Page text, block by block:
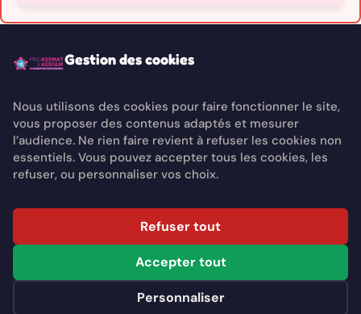
Gestion des cookies
Nous utilisons des cookies pour faire fonctionner le site,
vous proposer des contenus adaptés et mesurer
l’audience. Ne rien faire revient à refuser les cookies non
essentiels. Vous pouvez accepter tous les cookies, les
refuser, ou personnaliser vos choix.
Refuser tout
Accepter tout
Personnaliser